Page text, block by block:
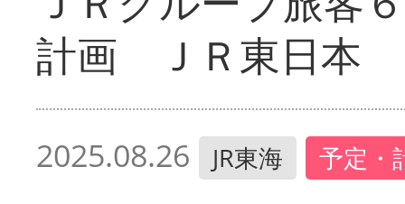
計画 ＪＲ東日本
2025.08.26 JR東海 予定・